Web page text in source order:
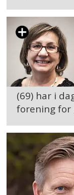
(69) har i
forening for